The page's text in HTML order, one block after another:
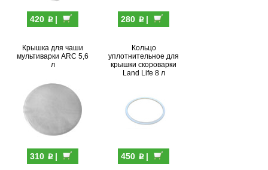
420 p| 280 p|
Крышка для чаши
мультиварки ARC 5,6
л
310 p|
Кольцо
уплотнительное для
крышки скороварки
Land Life 8 л
450 p|